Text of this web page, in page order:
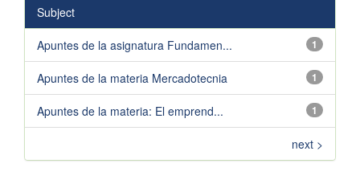
Subject
1
Apuntes de la asignatura Fundamen...
1
Apuntes de la materia Mercadotecnia
1
Apuntes de la materia: El emprend...
next >